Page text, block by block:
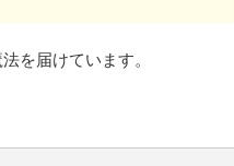
を届けています。